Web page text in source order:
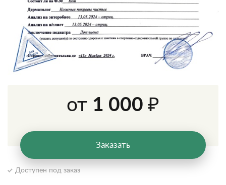
Доступен под заказ
от 1 000 ₽
Заказать